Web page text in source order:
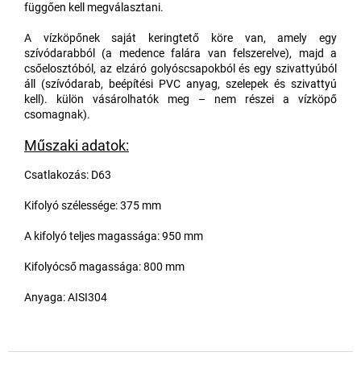
függően kell megválasztani.
A vízköpőnek saját keringtető köre van, amely egy
szívódarabból (a medence falára van felszerelve), majd a
csőelosztóból, az elzáró golyóscsapokból és egy szivattyúból
áll (szívódarab, beépítési PVC anyag, szelepek és szivattyú
kell). külön vásárolhatók meg – nem részei a vízköpő
csomagnak).
Műszaki adatok:
Csatlakozás: D63
Kifolyó szélessége: 375 mm
A kifolyó teljes magassága: 950 mm
Kifolyócső magassága: 800 mm
Anyaga: AISI304